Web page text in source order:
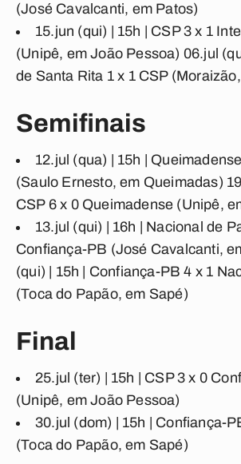
(José Cavalcanti, em Patos)
15.jun (qui) | 15h | CSP 3 x 1
(Unipê, em João Pessoa) 06.jul
de Santa Rita 1 x 1 CSP
Semifinais
12.jul (qua) | 15h |
(Saulo Ernesto, em Queimadas)
CSP 6 x 0 Queimadense (Unipê,
13.jul (qui) | 16h | Nacional de
Confiança-PB (José Cavalcanti,
(qui) | 15h | Confiança-PB 4 x 1
(Toca do Papão, em Sapé)
Final
25.jul (ter) | 15h | CSP 3 x 0
(Unipê, em João Pessoa)
30.jul (dom) | 15h | Confiança-
(Toca do Papão, em Sapé)